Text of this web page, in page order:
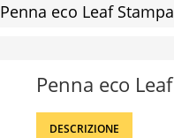
Penna eco Leaf
Penna eco Leaf
DESCRIZIONE